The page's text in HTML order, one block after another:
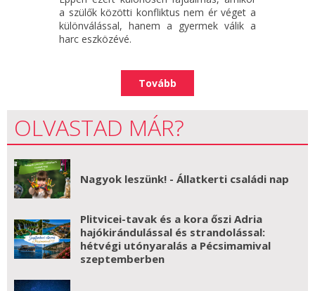
a szülők közötti konfliktus nem ér véget a
különválással, hanem a gyermek válik a
harc eszközévé.
Tovább
OLVASTAD MÁR?
Nagyok leszünk! - Állatkerti családi nap
Plitvicei-tavak és a kora őszi Adria
hajókirándulással és strandolással:
hétvégi utónyaralás a Pécsimamival
szeptemberben